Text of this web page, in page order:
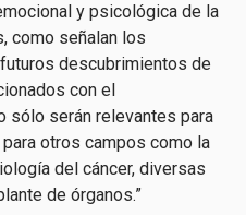
y psicológica de la
como señalan los
descubrimientos de
con el
sólo serán relevantes para
otros campos como la
del cáncer, diversas
de órganos.”